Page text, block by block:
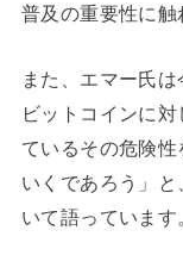
普及の重要性に触
また、エマー氏
ビットコインに
ているその危険
いくであろう」
いて語っています